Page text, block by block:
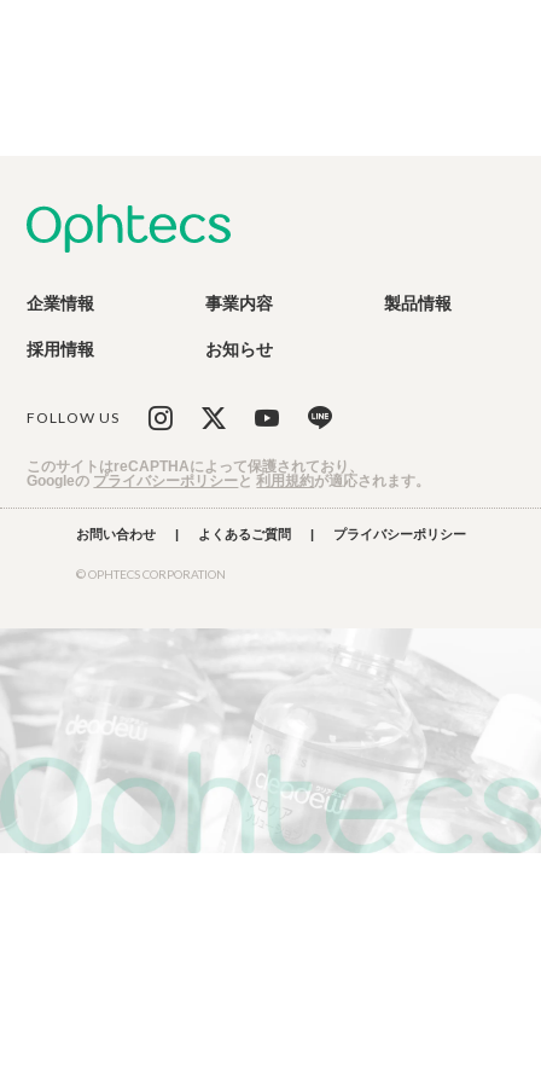
企業情報 事業内容 製品情報
採用情報 お知らせ
FOLLOW US
このサイトはreCAPTHAによって保護されており、
Googleの プライバシーポリシーと利用規約が適応されます。
お問い合わせ | よくあるご質問 | プライバシーポリシー
© OPHTECS CORPORATION